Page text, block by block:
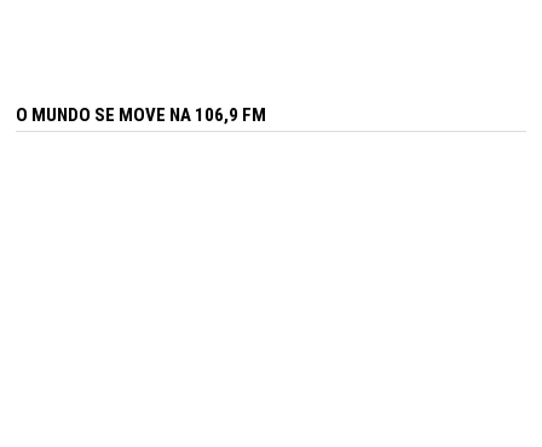
O MUNDO SE MOVE NA 106,9 FM